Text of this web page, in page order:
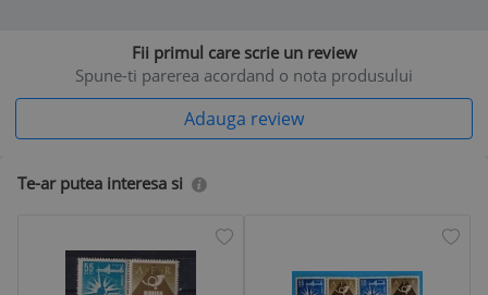
Fii primul care scrie un review
Spune-ti parerea acordand o nota produsului
Adauga review
Te-ar putea interesa si